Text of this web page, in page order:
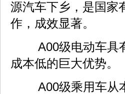
源汽车下乡，是国家
作，成效显著。
A00级电动车具
成本低的巨大优势。
A00级乘用车从